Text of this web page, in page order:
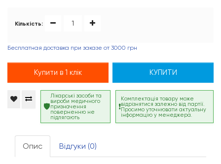
Кількість:
Бесплатная доставка при заказе от 3000 грн
Купити в 1 клік КУПИТИ
Лікарські засоби та
вироби медичного
призначення
поверненню не
підлягають
Комплектація товару може
відрізнятися залежно від партії.
Просимо уточнювати актуальну
інформацію у менеджера.
Опис Відгуки (0)